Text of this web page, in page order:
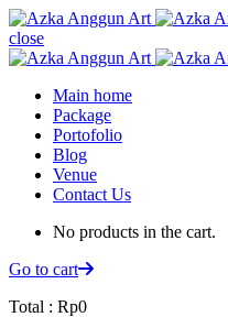
close
Main home
Package
Portofolio
Blog
Venue
Contact Us
No products in the cart.
Go to cart
Total : Rp0